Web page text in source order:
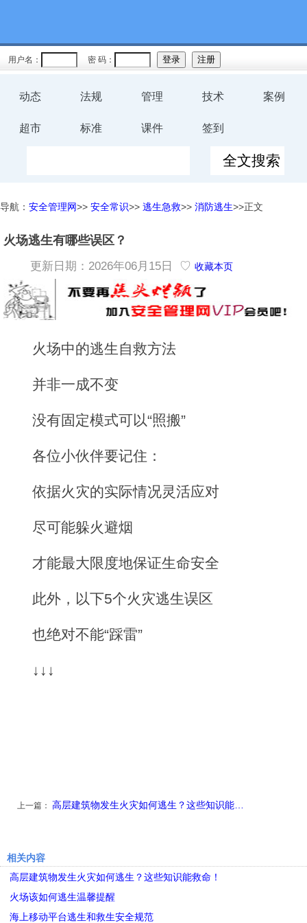
用户名： 密 码：
动态 法规 管理 技术 案例
超市 标准 课件 签到
导航： 安全管理网>> 安全常识>> 逃生急救>> 消防逃生>>正文
火场逃生有哪些误区？
更新日期：2026年06月15日 ♡ 收藏本页
火场中的逃生自救方法
并非一成不变
没有固定模式可以“照搬”
各位小伙伴要记住：
依据火灾的实际情况灵活应对
尽可能躲火避烟
才能最大限度地保证生命安全
此外，以下5个火灾逃生误区
也绝对不能“踩雷”
↓↓↓
上一篇： 高层建筑物发生火灾如何逃生？这些知识能…
相关内容
高层建筑物发生火灾如何逃生？这些知识能救命！
火场该如何逃生温馨提醒
海上移动平台逃生和救生安全规范